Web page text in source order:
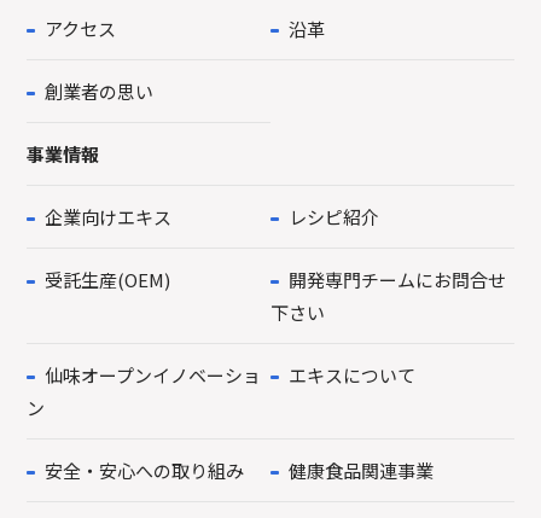
アクセス 沿革
創業者の思い
事業情報
企業向けエキス レシピ紹介
受託生産(OEM)
開発専門チームにお問合せ
下さい
仙味オープンイノベーショ
ン
エキスについて
安全・安心への取り組み 健康食品関連事業